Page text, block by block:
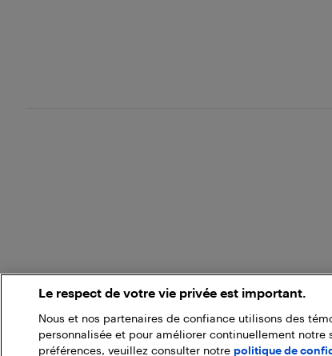
Le respect de votre vie privée est important.
Nous et nos partenaires de confiance utilisons des
personnalisée et pour améliorer continuellement
préférences, veuillez consulter notre politique de